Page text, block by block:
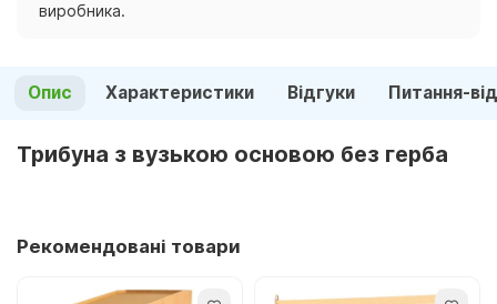
виробника.
Опис Характеристики Відгуки Питання-
Трибуна з вузькою основою без герба
Рекомендовані товари